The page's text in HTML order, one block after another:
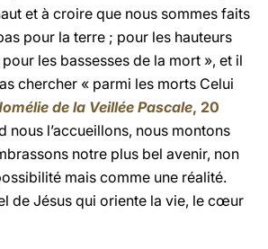
et à croire que nous sommes faits
pour la terre ; pour les hauteurs
les bassesses de la mort », et il
chercher « parmi les morts Celui
de la Veillée Pascale, 20
nous l’accueillons, nous montons
notre plus bel avenir, non
mais comme une réalité.
de Jésus qui oriente la vie, le cœur